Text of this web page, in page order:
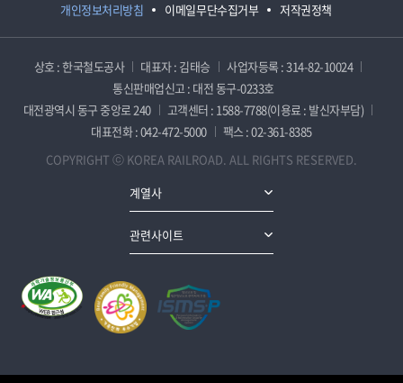
개인정보처리방침 이메일무단수집거부 저작권정책
상호 : 한국철도공사 대표자 : 김태승
사업자등록 : 314-82-10024
통신판매업신고 : 대전 동구-0233호
대전광역시 동구 중앙로 240
고객센터 : 1588-7788(이용료 : 발신자부담)
대표전화 : 042-472-5000
팩스 : 02-361-8385
COPYRIGHT ⓒ KOREA RAILROAD. ALL RIGHTS RESERVED.
계열사
관련사이트